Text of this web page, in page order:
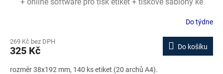
Do týdne
269 Kč bez DPH
325 Kč Do košíku
rozměr 38x192 mm, 140 ks etiket (20 archů A4).